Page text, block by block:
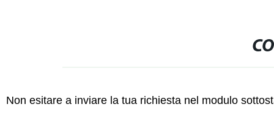
Non esitare a inviare la tua richiesta nel modulo